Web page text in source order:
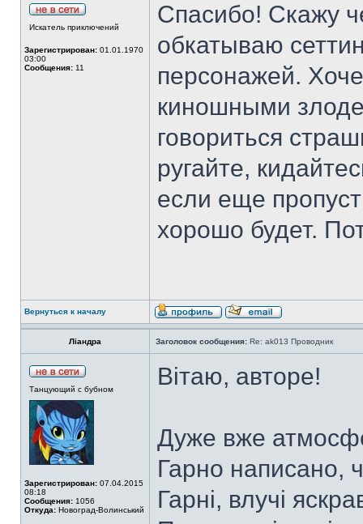
Искатель приключений
Зарегистрирован: 01.01.1970
03:00
Сообщения: 11
Спасибо! Скажу
обкатываю
персонажей.
киношными
говориться
ругайте,
если еще
хорошо будет.
Вернуться к началу
Ліандра Заголовок сообщения: Re: ak013 Проводник
Танцующий с бубном
Зарегистрирован: 07.04.2015
08:18
Сообщения: 1056
Откуда: Новоград-Волинський
Вітаю, авторе!
Дуже вже
Гарно написано,
Гарні, влучі